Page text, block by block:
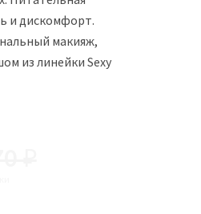
и дискомфорт.
макияж,
из линейки Sexy